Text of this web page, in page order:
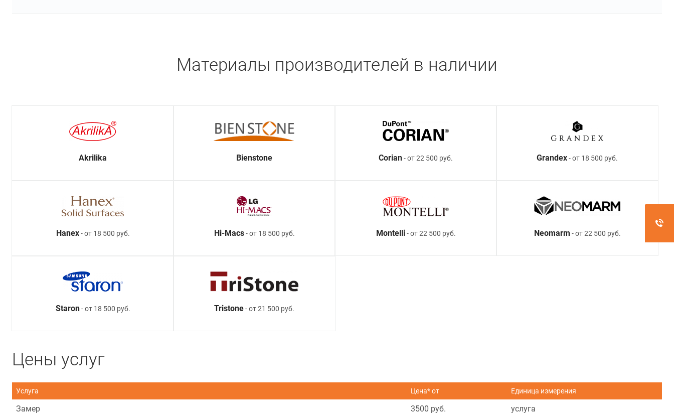
Материалы производителей в наличии
Akrilika Bienstone Corian- от 22 500 руб. Grandex- от 18 500 руб.
Hanex- от 18 500 руб. Hi-Macs- от 18 500 руб. Montelli- от 22 500 руб. Neomarm - от 22 500 руб.
Staron- от 18 500 руб. Tristone- от 21 500 руб.
Цены услуг
Услуга Цена* от Единица измерения
Замер 3500 руб.
услуга